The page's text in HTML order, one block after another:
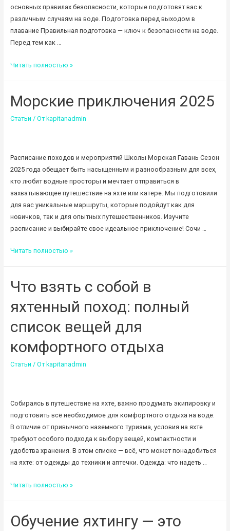
основных правилах безопасности, которые подготовят вас к
различным случаям на воде. Подготовка перед выходом в
плавание Правильная подготовка — ключ к безопасности на воде.
Перед тем как …
Основные
на
для
новичков
на
яхте
Читать полностью »
Морские приключения 2025
Статьи / От kapitanadmin
Расписание походов и мероприятий Школы Морская Гавань Сезон
2025 года обещает быть насыщенным и разнообразным для всех,
кто любит водные просторы и мечтает отправиться в
захватывающее путешествие на яхте или катере. Мы подготовили
для вас уникальные маршруты, которые подойдут как для
новичков, так и для опытных путешественников. Изучите
расписание и выбирайте свое идеальное приключение! Сочи …
Морские
Читать полностью »
Что взять с собой в
яхтенный поход: полный
список вещей для
комфортного отдыха
Статьи / От kapitanadmin
Собираясь в путешествие на яхте, важно продумать экипировку и
подготовить всё необходимое для комфортного отдыха на воде.
В отличие от привычного наземного туризма, условия на яхте
требуют особого подхода к выбору вещей, компактности и
удобства хранения. В этом списке — всё, что может понадобиться
на яхте: от одежды до техники и аптечки. Одежда: что надеть …
Что
собой
Читать полностью »
Обучение яхтингу — это